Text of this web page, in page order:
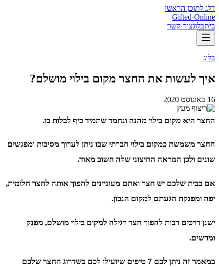
דלג לתוכן הראשי
Gifted·Online
ביתבלוגצור קשר
בלוג
איך לעשות את החצר מקום בילוי מושלם?
16 באוגוסט 2020
החצר היא מקום בילוי מהנה ונחמד שתמיד כיף לבלות בו.
החצר משמשת כמקום בילוי חברתי שבו ניתן לערוך מסיבות ומפגשים
שונים ולכן המראה החיצוני שלה חשוב מאוד.
אם בבית שלכם יש חצר ואתם מעוניינים להפוך אותה לחצר חלומית,
יפה ומפנקת הגעתם למקום הנכון.
ישנן דרכים רבות להפוך חצר רגילה למקום בילוי מושלם, מפנק
ומרשים.
במאמר זה ניתן לכם 7 טיפים שיועילו לכם בשדרוג החצר שלכם